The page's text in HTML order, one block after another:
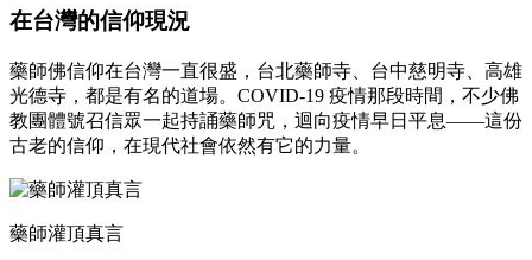
在台灣的信仰現況
藥師佛信仰在台灣一直很盛，台北藥師寺、台中慈明寺、高雄
光德寺，都是有名的道場。COVID-19 疫情那段時間，不少佛
教團體號召信眾一起持誦藥師咒，迴向疫情早日平息——這份
古老的信仰，在現代社會依然有它的力量。
藥師灌頂真言